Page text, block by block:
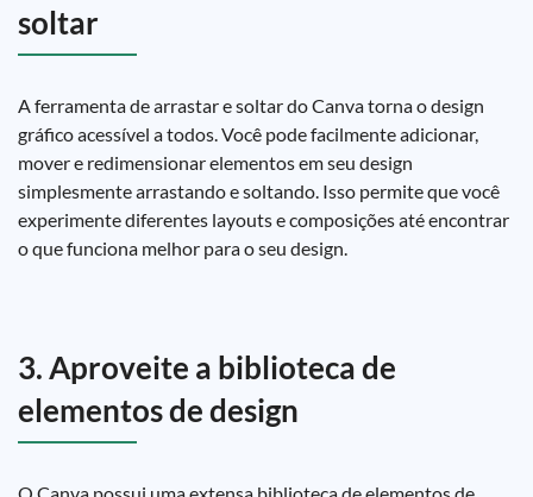
soltar
A ferramenta de arrastar e soltar do Canva torna o design
gráfico acessível a todos. Você pode facilmente adicionar,
mover e redimensionar elementos em seu design
simplesmente arrastando e soltando. Isso permite que você
experimente diferentes layouts e composições até encontrar
o que funciona melhor para o seu design.
3. Aproveite a biblioteca de
elementos de design